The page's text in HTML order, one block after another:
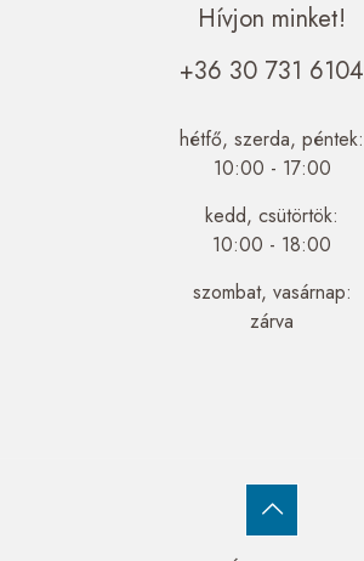
Hívjon minket!
+36 30 731 6104
hétfő, szerda, péntek:
10:00 - 17:00
kedd, csütörtök:
10:00 - 18:00
szombat, vasárnap:
zárva